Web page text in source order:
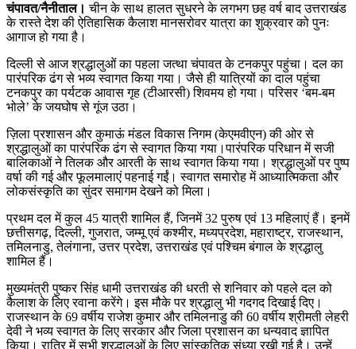
चंपावत/नैनीताल। चीन के साथ हालत सुधरने के लगभग छह वर्ष बाद उत्तराखंड
के रास्ते देश की ऐतिहासिक कैलाश मानसरोवर यात्रा का शुक्रवार को पुनः
आगाज हो गया है।
दिल्ली से आज श्रद्धालुओं का पहला जत्था चंपावत के टनकपुर पहुंचा। दल का
पारंपरिक ढंग से भव्य स्वागत किया गया। जैसे ही यात्रियों का दाल पहुंचा
टनकपुर का पर्यटक आवास गृह (टीआरसी) शिवमय हो गया। परिसर ‘बम-बम
भोले’ के जयघोष से गूंज उठा।
ज़िला प्रशासन और कुमाऊं मंडल विकास निगम (केएमवीएन) की ओर से
श्रद्धालुओं का पारंपरिक ढंग से स्वागत किया गया।पारंपरिक परिधान में सजी
बालिकाओं ने तिलक और आरती के साथ स्वागत किया गया। श्रद्धालुओं पर पुष्प
वर्षा की गई और फूलमालाएं पहनाई गईं। स्वागत समारोह में आध्यात्मिकता और
लोकसंस्कृति का सुंदर समागम देखने को मिला।
प्रथम दल में कुल 45 यात्री शामिल हैं, जिनमें 32 पुरुष एवं 13 महिलाएं हैं। इनमें
छत्तीसगढ़, दिल्ली, गुजरात, जम्मू एवं कश्मीर, मध्यप्रदेश, महाराष्ट्र, राजस्थान,
तमिलनाडु, तेलंगाना, उत्तर प्रदेश, उत्तराखंड एवं पश्चिम बंगाल के श्रद्धालु
शामिल हैं।
मुख्यमंत्री पुष्कर सिंह धामी उत्तराखंड की धरती से शनिवार को पहले दल को
कैलाश के लिए रवाना करेंगे। इस मौके पर श्रद्धालु भी गदगद दिखाई दिए।
राजस्थान के 69 वर्षीय राजेश कुमार और तमिलनाडु की 60 वर्षीय श्रीमती लेहरी
देवी ने भव्य स्वागत के लिए सरकार और जिला प्रशासन का धन्यवाद ज्ञापित
किया। रात्रि में सभी श्रद्धालुओं के लिए सांस्कृतिक संध्या रखी गई है। उन्हें